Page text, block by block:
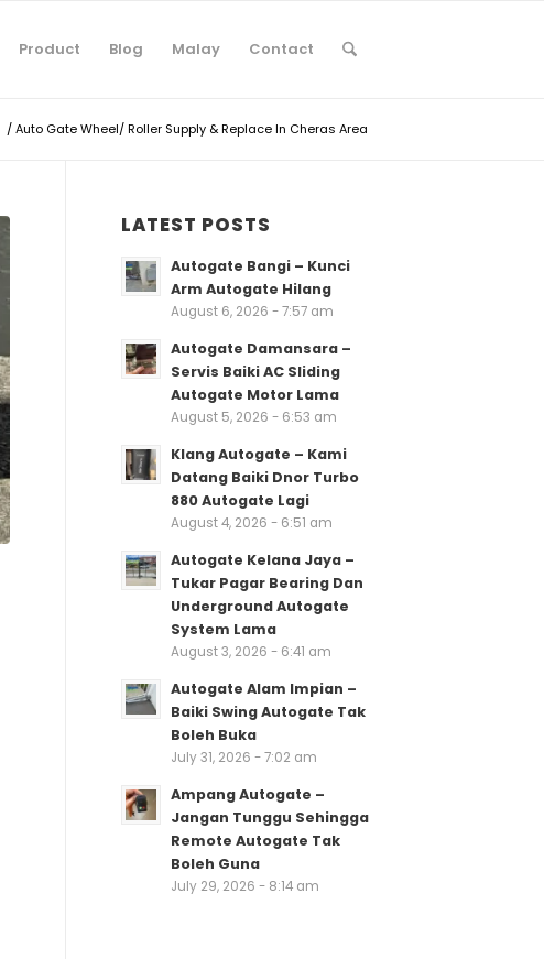
Product Blog Malay Contact
/Auto Gate Wheel/ Roller Supply & Replace In Cheras Area
LATEST POSTS
Autogate Bangi – Kunci
Arm Autogate Hilang
August 6, 2026 - 7:57 am
Autogate Damansara –
Servis Baiki AC Sliding
Autogate Motor Lama
August 5, 2026 - 6:53 am
Klang Autogate – Kami
Datang Baiki Dnor Turbo
880 Autogate Lagi
August 4, 2026 - 6:51 am
Autogate Kelana Jaya –
Tukar Pagar Bearing Dan
Underground Autogate
System Lama
August 3, 2026 - 6:41 am
Autogate Alam Impian –
Baiki Swing Autogate Tak
Boleh Buka
July 31, 2026 - 7:02 am
Ampang Autogate –
Jangan Tunggu Sehingga
Remote Autogate Tak
Boleh Guna
July 29, 2026 - 8:14 am